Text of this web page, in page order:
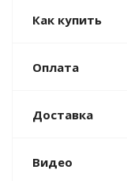
Как купить
Оплата
Доставка
Видео